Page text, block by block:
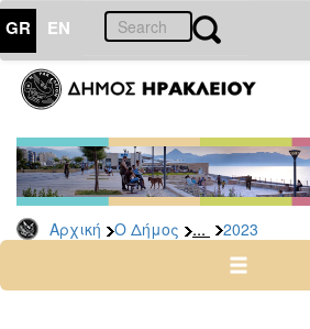
GR EN
Αρχική Ο Δήμος ... 2023
ΔΗΜΟΣ
Δελτία
Τύπου
Αρχείο
2026
2024